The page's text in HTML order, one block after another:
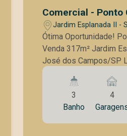
e outros
Estacionamento: A galeria oferece
vagas rotativas,
praticidade e
e visitantes Fácil fluxo de entrada e
saída, contribuindo
movimento no
Localização: Situada
privilegiado, a Galeria
Comercial - Ponto
Jardim Esplanada II -
Campos/SP
Ótima Oportunidade!
Venda 317m² Jardim Esplanada, São
José dos Campos/SP Localização
privilegiada em avenida
do Jardim Esplanada Amplo espaço
com 317m² de área
sendo 3 delas com
privativos Recepção ampla para melhor
3
Banho
4